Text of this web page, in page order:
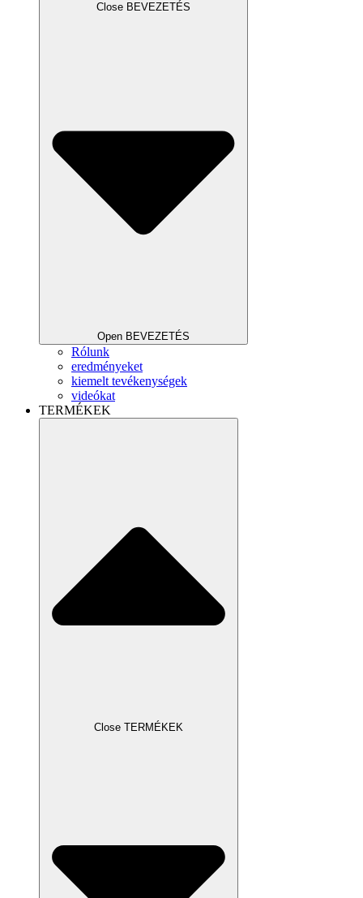
Close BEVEZETÉS
Open BEVEZETÉS
Rólunk
eredményeket
kiemelt tevékenységek
videókat
TERMÉKEK
Close TERMÉKEK